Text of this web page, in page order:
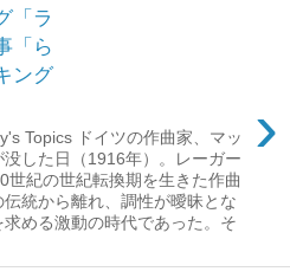
「ラ
「ら
ング
›
Topics ドイツの作曲家、マッ
した日（1916年）。レーガー
世紀の世紀転換期を生きた作曲
統から離れ、調性が曖昧とな
求める激動の時代であった。そ